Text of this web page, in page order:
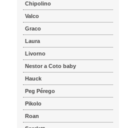
Chipolino
Valco
Graco
Laura
Livorno
Nestor a Coto baby
Hauck
Peg Pérego
Pikolo
Roan